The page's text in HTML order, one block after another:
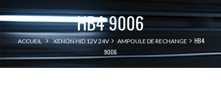
HB4 9006
ACCUEIL XENON HID 12V 24V AMPOULE DE RECHANGE
HB4
9006